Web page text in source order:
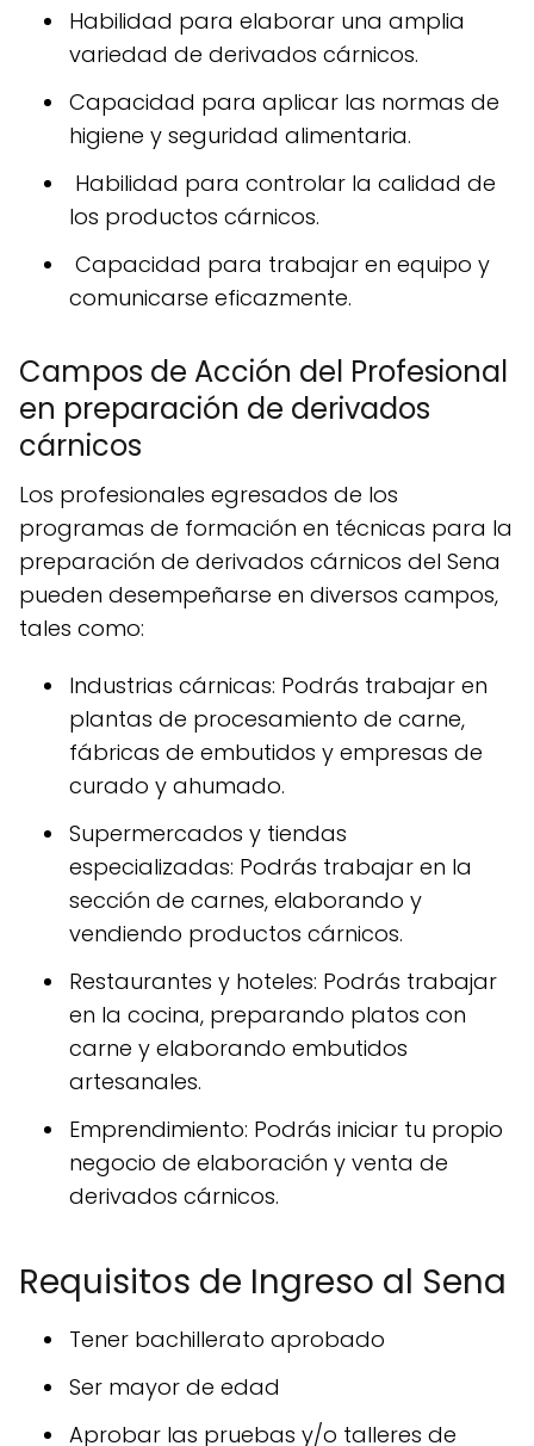
Habilidad para elaborar una amplia
variedad de derivados cárnicos.
Capacidad para aplicar las normas de
higiene y seguridad alimentaria.
Habilidad para controlar la calidad de
los productos cárnicos.
Capacidad para trabajar en equipo y
comunicarse eficazmente.
Campos de Acción del Profesional
en preparación de derivados
cárnicos
Los profesionales egresados de los
programas de formación en técnicas para la
preparación de derivados cárnicos del Sena
pueden desempeñarse en diversos campos,
tales como:
Industrias cárnicas: Podrás trabajar en
plantas de procesamiento de carne,
fábricas de embutidos y empresas de
curado y ahumado.
Supermercados y tiendas
especializadas: Podrás trabajar en la
sección de carnes, elaborando y
vendiendo productos cárnicos.
Restaurantes y hoteles: Podrás trabajar
en la cocina, preparando platos con
carne y elaborando embutidos
artesanales.
Emprendimiento: Podrás iniciar tu propio
negocio de elaboración y venta de
derivados cárnicos.
Requisitos de Ingreso al Sena
Tener bachillerato aprobado
Ser mayor de edad
Aprobar las pruebas y/o talleres de